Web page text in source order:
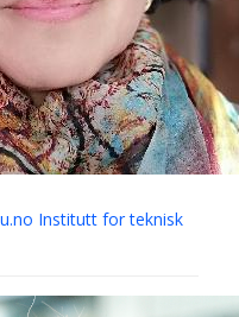
Institutt for teknisk